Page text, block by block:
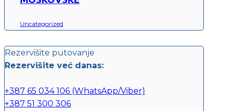
Uncategorized
Rezervišite putovanje
Rezervišite već danas:
+387 65 034 106 (WhatsApp/Viber)
+387 51 300 306